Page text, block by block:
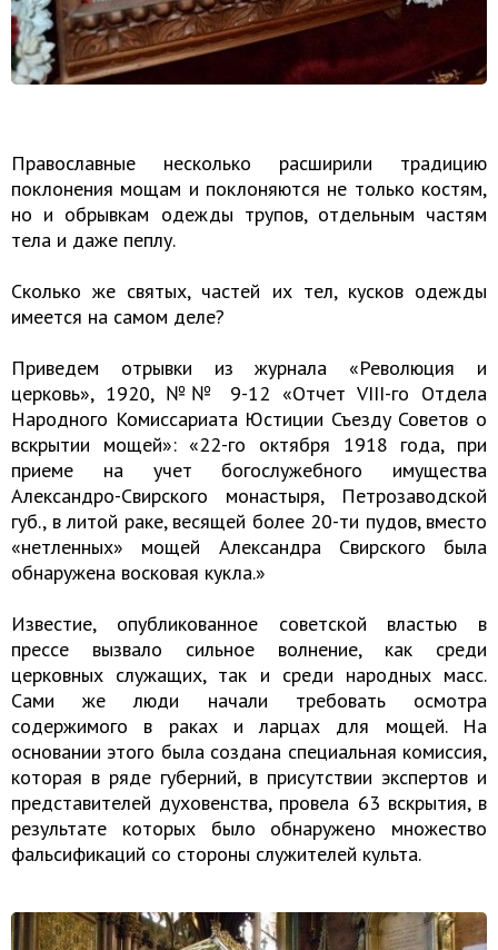
Православные несколько расширили традицию
поклонения мощам и поклоняются не только костям,
но и обрывкам одежды трупов, отдельным частям
тела и даже пеплу.
Сколько же святых, частей их тел, кусков одежды
имеется на самом деле?
Приведем отрывки из журнала «Революция и
церковь», 1920, №№ 9-12 «Отчет VIII-го Отдела
Народного Комиссариата Юстиции Съезду Советов о
вскрытии мощей»: «22-го октября 1918 года, при
приеме на учет богослужебного имущества
Александро-Свирского монастыря, Петрозаводской
губ., в литой раке, весящей более 20-ти пудов, вместо
«нетленных» мощей Александра Свирского была
обнаружена восковая кукла.»
Известие, опубликованное советской властью в
прессе вызвало сильное волнение, как среди
церковных служащих, так и среди народных масс.
Сами же люди начали требовать осмотра
содержимого в раках и ларцах для мощей. На
основании этого была создана специальная комиссия,
которая в ряде губерний, в присутствии экспертов и
представителей духовенства, провела 63 вскрытия, в
результате которых было обнаружено множество
фальсификаций со стороны служителей культа.